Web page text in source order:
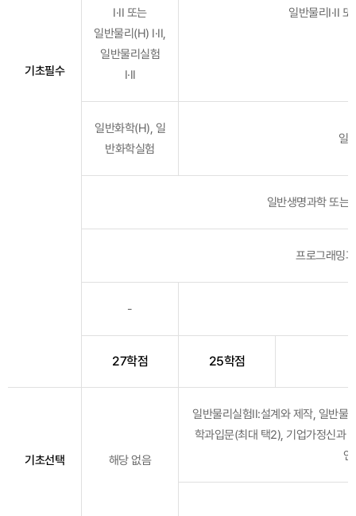
기초필수
I·II 또는
일반물리(H) I·II,
일반물리실험
I·II
일반물리I·II
일반화학(H), 일
반화학실험
일
일반생명과학 또는
프로그래밍
-
27학점 25학점
기초선택 해당 없음
일반물리실험II:설계와 제작, 일반물
학과입문(최대 택2), 기업가정신과
연